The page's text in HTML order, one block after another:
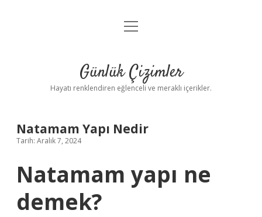
Anasayfa
Yasal Uyarı
menüyü
Günlük Çizimler
Hayatı renklendiren eğlenceli ve meraklı içerikler.
Natamam Yapı Nedir
Tarih: Aralık 7, 2024
Natamam yapı ne
demek?